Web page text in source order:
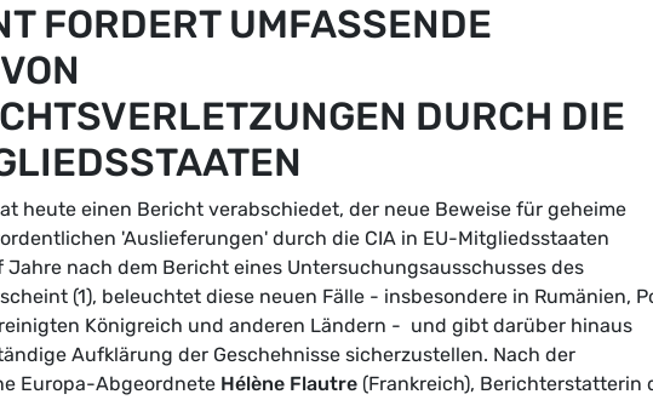
FORDERT UMFASSENDE
DURCH DIE
heute einen Bericht verabschiedet, der neue Beweise für geheime
'Auslieferungen' durch die CIA in EU-Mitgliedsstaaten
nach dem Bericht eines Untersuchungsausschusses des
(1), beleuchtet diese neuen Fälle - insbesondere in Rumänien,
Königreich und anderen Ländern - und gibt darüber hinaus
Aufklärung der Geschehnisse sicherzustellen. Nach der
Europa-Abgeordnete Hélène Flautre (Frankreich), Berichterstatterin